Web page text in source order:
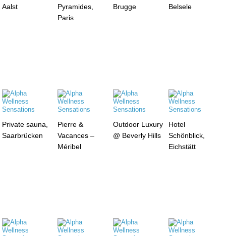
Aalst
Pyramides,
Paris
Brugge
Belsele
Private sauna,
Saarbrücken
Pierre &
Vacances –
Méribel
Outdoor Luxury
@ Beverly Hills
Hotel
Schönblick,
Eichstätt